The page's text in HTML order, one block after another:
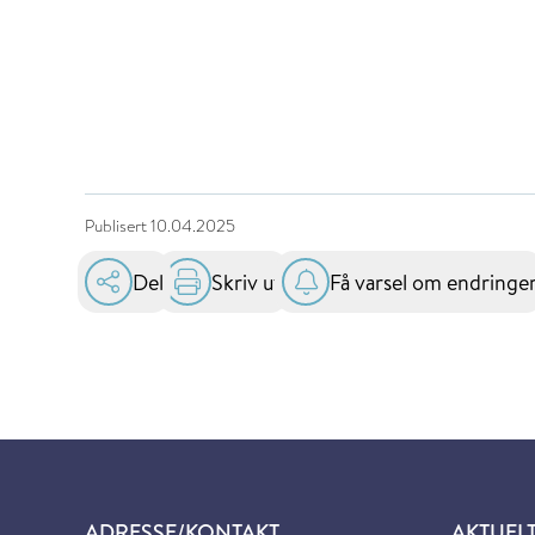
Publisert10.04.2025
Del Skriv ut Få varsel om